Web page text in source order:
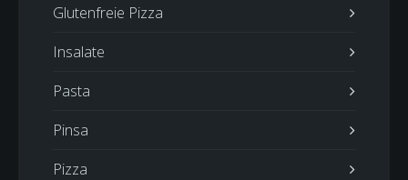
Glutenfreie Pizza
Insalate
Pasta
Pinsa
Pizza